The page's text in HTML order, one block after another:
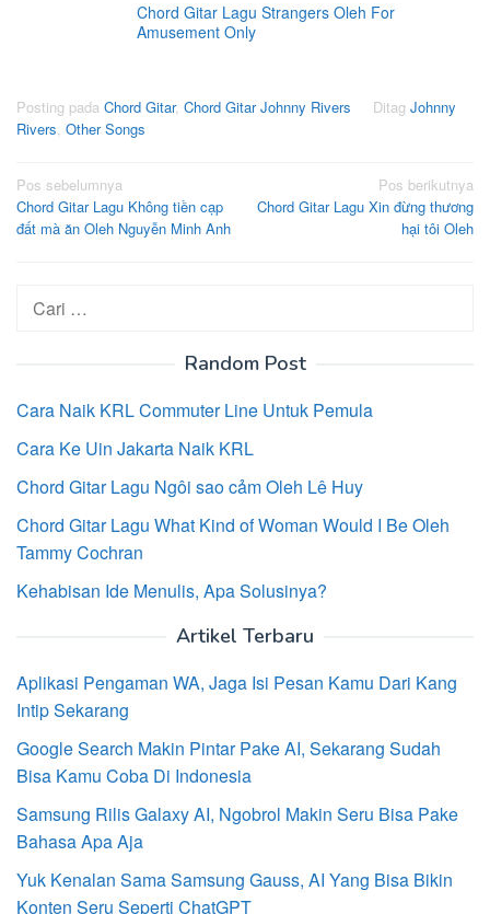
Chord Gitar Lagu Strangers Oleh For
Amusement Only
Posting pada Chord Gitar, Chord Gitar Johnny Rivers Ditag Johnny
Rivers, Other Songs
Navigasi
pos
Pos sebelumnya
Chord Gitar Lagu Không tiền cạp
đất mà ăn Oleh Nguyễn Minh Anh
Pos berikutnya
Chord Gitar Lagu Xin đừng thương
hại tôi Oleh
Cari
untuk:
Random Post
Cara Naik KRL Commuter Line Untuk Pemula
Cara Ke Uin Jakarta Naik KRL
Chord Gitar Lagu Ngôi sao cảm Oleh Lê Huy
Chord Gitar Lagu What Kind of Woman Would I Be Oleh
Tammy Cochran
Kehabisan Ide Menulis, Apa Solusinya?
Artikel Terbaru
Aplikasi Pengaman WA, Jaga Isi Pesan Kamu Dari Kang
Intip Sekarang
Google Search Makin Pintar Pake AI, Sekarang Sudah
Bisa Kamu Coba Di Indonesia
Samsung Rilis Galaxy AI, Ngobrol Makin Seru Bisa Pake
Bahasa Apa Aja
Yuk Kenalan Sama Samsung Gauss, AI Yang Bisa Bikin
Konten Seru Seperti ChatGPT